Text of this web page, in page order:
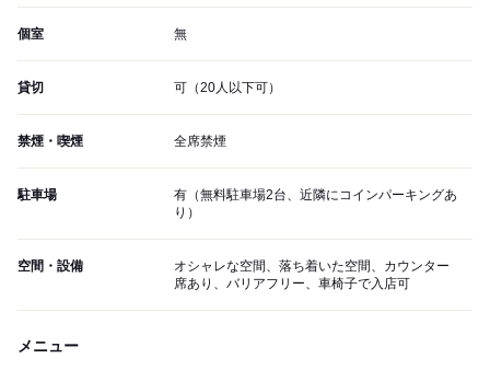
個室 無
貸切 可（20人以下可）
禁煙・喫煙 全席禁煙
駐車場
有（無料駐車場2台、近隣にコインパーキングあ
り）
空間・設備
オシャレな空間、落ち着いた空間、カウンター
席あり、バリアフリー、車椅子で入店可
メニュー